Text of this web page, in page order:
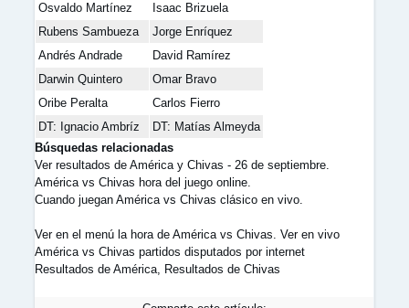
Osvaldo Martínez
Isaac Brizuela
Rubens Sambueza
Jorge Enríquez
Andrés Andrade
David Ramírez
Darwin Quintero
Omar Bravo
Oribe Peralta
Carlos Fierro
DT: Ignacio Ambríz
DT: Matías Almeyda
Búsquedas relacionadas
Ver resultados de América y Chivas - 26 de septiembre.
América vs Chivas hora del juego online.
Cuando juegan América vs Chivas clásico en vivo.
Ver en el menú la hora de América vs Chivas. Ver en vivo
América vs Chivas partidos disputados por internet
Resultados de América, Resultados de Chivas